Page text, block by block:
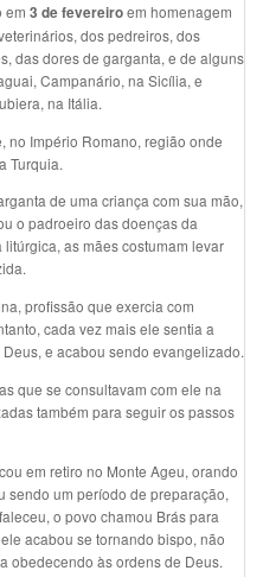
em 3 de fevereiroem homenagem
dos pedreiros, dos
das dores de garganta, e de alguns
Campanário, na Sicília, e
na Itália.
no Império Romano, região onde
Turquia.
de uma criança com sua mão,
o padroeiro das doenças da
as mães costumam levar
profissão que exercia com
cada vez mais ele sentia a
e acabou sendo evangelizado.
que se consultavam com ele na
também para seguir os passos
em retiro no Monte Ageu, orando
sendo um período de preparação,
o povo chamou Brás para
acabou se tornando bispo, não
obedecendo às ordens de Deus.